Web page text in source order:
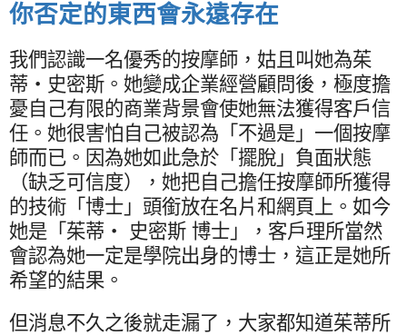
你否定的東西會永遠存在
我們認識一名優秀的按摩師，姑且叫她為茱
蒂‧史密斯。她變成企業經營顧問後，極度擔
憂自己有限的商業背景會使她無法獲得客戶信
任。她很害怕自己被認為「不過是」一個按摩
師而已。因為她如此急於「擺脫」負面狀態
（缺乏可信度），她把自己擔任按摩師所獲得
的技術「博士」頭銜放在名片和網頁上。如今
她是「茱蒂‧ 史密斯 博士」，客戶理所當然
會認為她一定是學院出身的博士，這正是她所
希望的結果。
但消息不久之後就走漏了，大家都知道茱蒂所